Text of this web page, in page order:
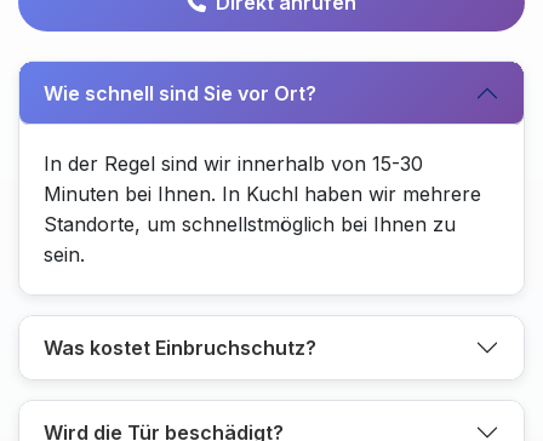
Wie schnell sind Sie vor Ort?
In der Regel sind wir innerhalb von 15-30
Minuten bei Ihnen. In Kuchl haben wir mehrere
Standorte, um schnellstmöglich bei Ihnen zu
sein.
Was kostet Einbruchschutz?
Wird die Tür beschädigt?